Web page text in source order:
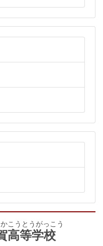
こうとうがっこう
高等学校